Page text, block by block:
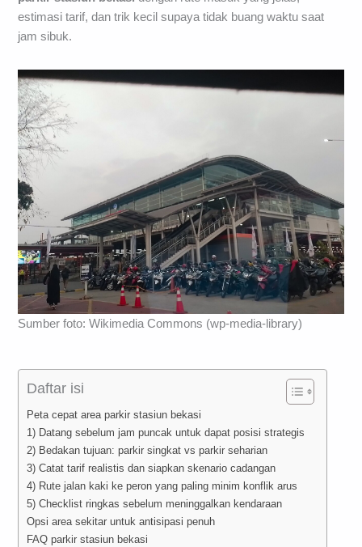
estimasi tarif, dan trik kecil supaya tidak buang waktu saat
jam sibuk.
Sumber foto: Wikimedia Commons (wp-media-library)
Daftar isi
Peta cepat area parkir stasiun bekasi
1) Datang sebelum jam puncak untuk dapat posisi strategis
2) Bedakan tujuan: parkir singkat vs parkir seharian
3) Catat tarif realistis dan siapkan skenario cadangan
4) Rute jalan kaki ke peron yang paling minim konflik arus
5) Checklist ringkas sebelum meninggalkan kendaraan
Opsi area sekitar untuk antisipasi penuh
FAQ parkir stasiun bekasi